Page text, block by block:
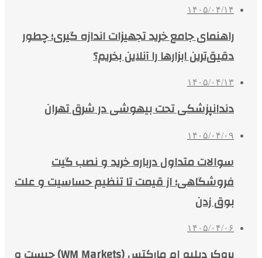
۱۴۰۵/۰۴/۱۴
راهنمای جامع خرید تجهیزات اندازه گیری؛ چطور
دقیق‌ترین ابزارها را آنلاین بخریم؟
۱۴۰۵/۰۴/۱۳
دندانپزشکی تحت بیهوشی در شرق تهران
۱۴۰۵/۰۴/۰۹
سوالات متداول درباره خرید و نصب گیت
فروشگاهی؛ از قیمت تا تنظیم حساسیت و علت
بوق زدن
۱۴۰۵/۰۴/۰۶